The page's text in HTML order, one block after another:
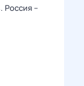
Россия –